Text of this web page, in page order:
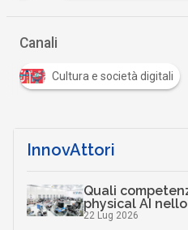
Canali
Cultura e società digitali
InnovAttori
Quali
physical AI
22 Lug 2026